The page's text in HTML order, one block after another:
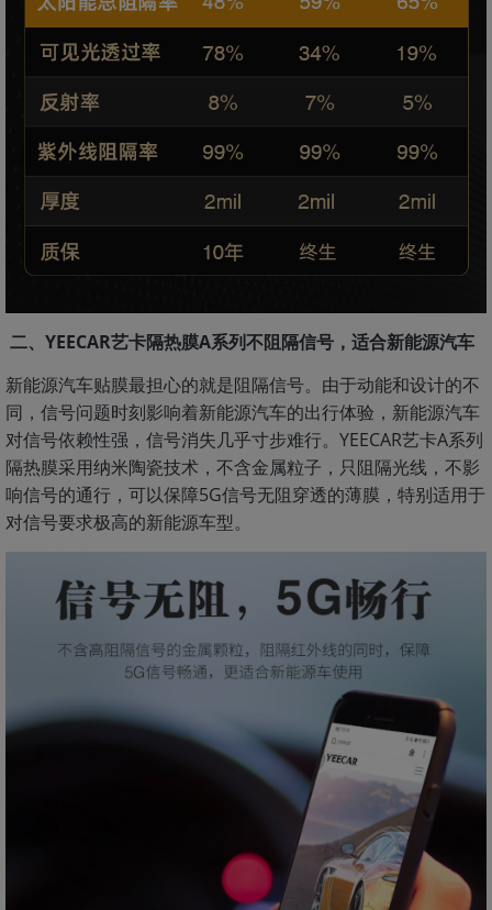
二、YEECAR艺卡隔热膜A系列不阻隔信号，适合新能源汽车
新能源汽车贴膜最担心的就是阻隔信号。由于动能和设计的不
同，信号问题时刻影响着新能源汽车的出行体验，新能源汽车
对信号依赖性强，信号消失几乎寸步难行。YEECAR艺卡A系列
隔热膜采用纳米陶瓷技术，不含金属粒子，只阻隔光线，不影
响信号的通行，可以保障5G信号无阻穿透的薄膜，特别适用于
对信号要求极高的新能源车型。